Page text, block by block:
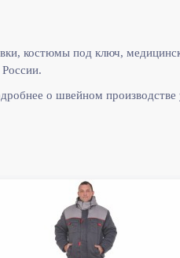
костюмы под ключ,
о швейном производстве